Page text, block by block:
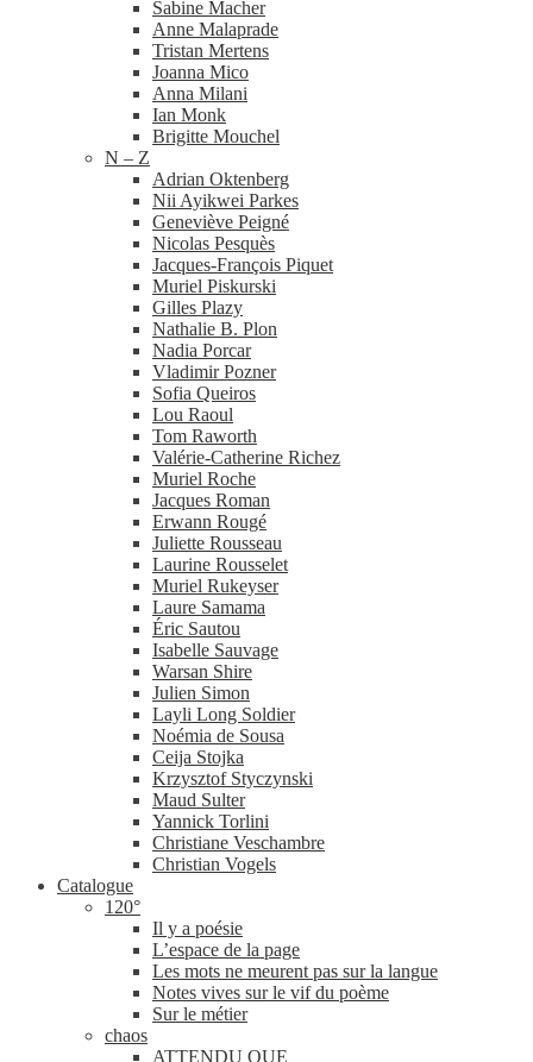
Sabine Macher
Anne Malaprade
Tristan Mertens
Joanna Mico
Anna Milani
Ian Monk
Brigitte Mouchel
N – Z
Adrian Oktenberg
Nii Ayikwei Parkes
Geneviève Peigné
Nicolas Pesquès
Jacques-​François Piquet
Muriel Piskurski
Gilles Plazy
Nathalie B. Plon
Nadia Porcar
Vladimir Pozner
Sofia Queiros
Lou Raoul
Tom Raworth
Valérie-​Catherine Richez
Muriel Roche
Jacques Roman
Erwann Rougé
Juliette Rousseau
Laurine Rousselet
Muriel Rukeyser
Laure Samama
Éric Sautou
Isabelle Sauvage
Warsan Shire
Julien Simon
Layli Long Soldier
Noémia de Sousa
Ceija Stojka
Krzysztof Styczynski
Maud Sulter
Yannick Torlini
Christiane Veschambre
Christian Vogels
Catalogue
120°
Il y a poésie
L’espace de la page
Les mots ne meurent pas sur la langue
Notes vives sur le vif du poème
Sur le métier
chaos
ATTENDU QUE